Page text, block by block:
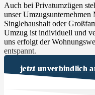
Auch bei Privatumzügen
unser
Singlehaushalt oder
Umzug ist individuell und
uns erfolgt der
entspannt.
jetzt unverbindlich